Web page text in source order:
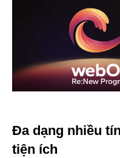
Đa dạng nhiều
tiện ích